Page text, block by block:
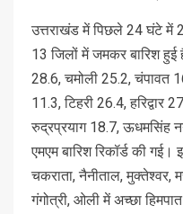
उत्तराखंड में पिछले 24 घंटे में
13 जिलों में जमकर बारिश हुई
28.6, चमोली 25.2, चंपावत
11.3, टिहरी 26.4, हरिद्वार
रुद्रप्रयाग 18.7, ऊधमसिंह
एमएम बारिश रिकॉर्ड की गई।
चकराता, नैनीताल, मुक्तेश्वर,
गंगोत्री, ओली में अच्छा